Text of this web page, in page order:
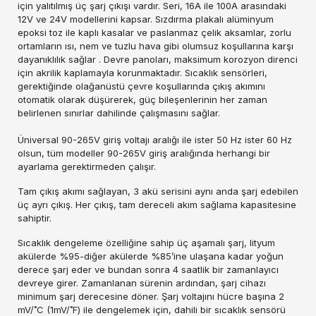
için yalıtılmış üç şarj çıkışı vardır. Seri, 16A ile 100A arasındaki
12V ve 24V modellerini kapsar. Sızdırma plakalı alüminyum
epoksi toz ile kaplı kasalar ve paslanmaz çelik aksamlar, zorlu
ortamların ısı, nem ve tuzlu hava gibi olumsuz koşullarına karşı
dayanıklılık sağlar . Devre panoları, maksimum korozyon direnci
için akrilik kaplamayla korunmaktadır. Sıcaklık sensörleri,
gerektiğinde olağanüstü çevre koşullarında çıkış akımını
otomatik olarak düşürerek, güç bileşenlerinin her zaman
belirlenen sınırlar dahilinde çalışmasını sağlar.
Üniversal 90-265V giriş voltajı aralığı ile ister 50 Hz ister 60 Hz
olsun, tüm modeller 90-265V giriş aralığında herhangi bir
ayarlama gerektirmeden çalışır.
Tam çıkış akımı sağlayan, 3 akü serisini aynı anda şarj edebilen
üç ayrı çıkış. Her çıkış, tam dereceli akım sağlama kapasitesine
sahiptir.
Sıcaklık dengeleme özelliğine sahip üç aşamalı şarj, lityum
akülerde %95-diğer akülerde %85’ine ulaşana kadar yoğun
derece şarj eder ve bundan sonra 4 saatlik bir zamanlayıcı
devreye girer. Zamanlanan sürenin ardından, şarj cihazı
minimum şarj derecesine döner. Şarj voltajını hücre başına 2
mV/˚C (1mV/˚F) ile dengelemek için, dahili bir sıcaklık sensörü